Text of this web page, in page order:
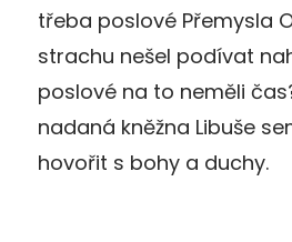
třeba poslové Přemysla
strachu nešel podívat
poslové na to neměli
nadaná kněžna Libuše
hovořit s bohy a duchy.